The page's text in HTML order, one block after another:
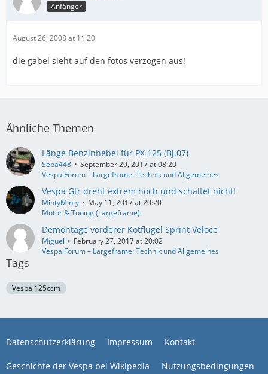
Anfänger
August 26, 2008 at 11:20
die gabel sieht auf den fotos verzogen aus!
Ähnliche Themen
Länge Benzinhebel für PX 125 (Bj.07)
Seba448
September 29, 2017 at 08:20
Vespa Forum – Largeframe: Technik und Allgemeines
Vespa Gtr dreht extrem hoch und schaltet nicht!
MintyMinty
May 11, 2017 at 20:20
Motor & Tuning (Largeframe)
Demontage vorderer Kotflügel Sprint Veloce
Miguel
February 27, 2017 at 20:02
Vespa Forum – Largeframe: Technik und Allgemeines
Tags
Vespa 125ccm
Datenschutzerklärung Impressum Kontakt
Geschichte der Vespa bei Wikipedia Nutzungsbedingungen